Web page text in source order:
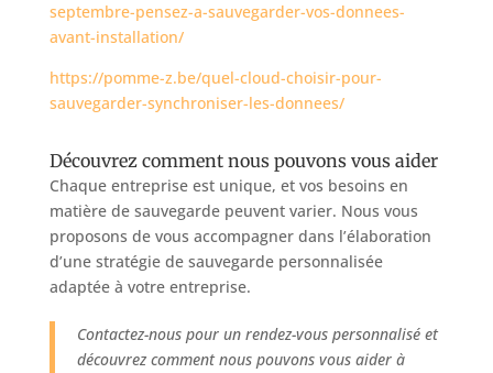
septembre-pensez-a-sauvegarder-vos-donnees-
avant-installation/
https://pomme-z.be/quel-cloud-choisir-pour-
sauvegarder-synchroniser-les-donnees/
Découvrez comment nous pouvons vous aider
Chaque entreprise est unique, et vos besoins en
matière de sauvegarde peuvent varier. Nous vous
proposons de vous accompagner dans l’élaboration
d’une stratégie de sauvegarde personnalisée
adaptée à votre entreprise.
Contactez-nous pour un rendez-vous personnalisé et
découvrez comment nous pouvons vous aider à